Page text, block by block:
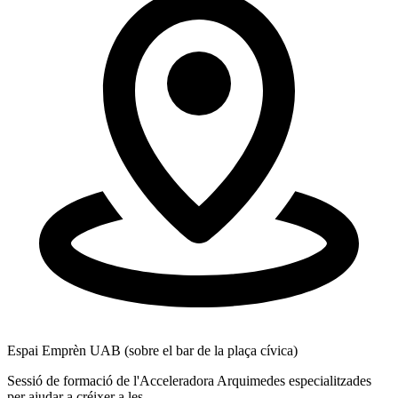
Espai Emprèn UAB (sobre el bar de la plaça cívica)
Sessió de formació de l'Acceleradora Arquimedes especialitzades